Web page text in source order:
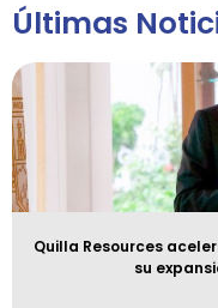
Últimas
Quilla Resources
su